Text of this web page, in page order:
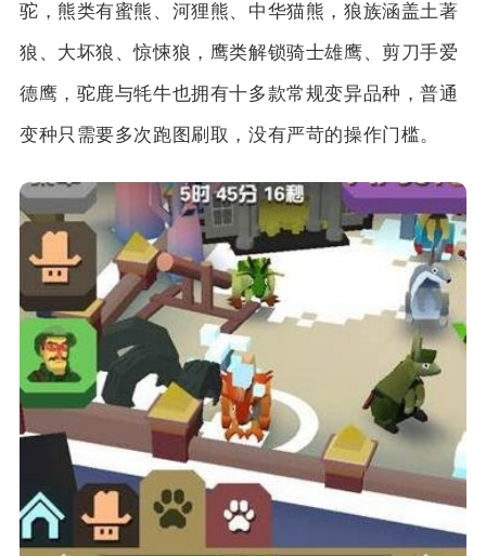
驼，熊类有蜜熊、河狸熊、中华猫熊，狼族涵盖土著
狼、大坏狼、惊悚狼，鹰类解锁骑士雄鹰、剪刀手爱
德鹰，驼鹿与牦牛也拥有十多款常规变异品种，普通
变种只需要多次跑图刷取，没有严苛的操作门槛。